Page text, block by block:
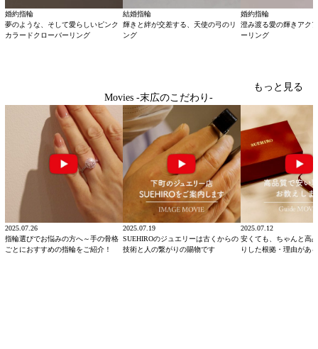
婚約指輪
夢のような、そして愛らしいピンク
カラードクローバーリング
結婚指輪
輝きと絆が交差する、天使の弓のリ
ング
婚約指輪
澄み渡る愛の輝きアク
ーリング
Movies -末広のこだわり-
もっと見る
2025.07.26
指輪選びでお悩みの方へ～手の骨格
ごとにおすすめの指輪をご紹介！
2025.07.19
SUEHIROのジュエリーは古くからの
技術と人の繋がりの賜物です
2025.07.12
安くても、ちゃんと高
りした根拠・理由があ